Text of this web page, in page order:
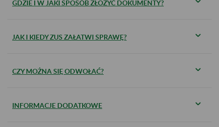
GDZIE I W JAKI SPOSÓB ZŁOŻYĆ DOKUMENTY?
JAK I KIEDY ZUS ZAŁATWI SPRAWĘ?
CZY MOŻNA SIĘ ODWOŁAĆ?
INFORMACJE DODATKOWE